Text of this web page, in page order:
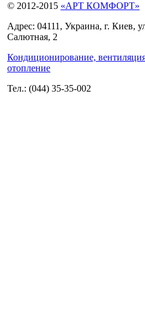
© 2012-2015 «АРТ КОМФОРТ»
Адрес: 04111, Украина, г. Киев,
Салютная, 2
Кондиционирование,
отопление
Тел.: (044) 35-35-002